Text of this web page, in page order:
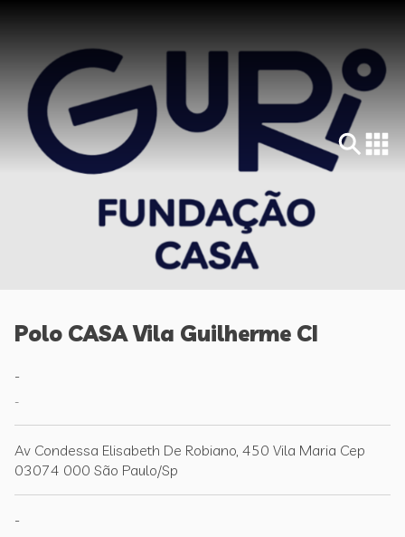
Polo CASA Vila Guilherme CI
-
-
Av Condessa Elisabeth De Robiano, 450 Vila Maria Cep
03074 000 São Paulo/Sp
-